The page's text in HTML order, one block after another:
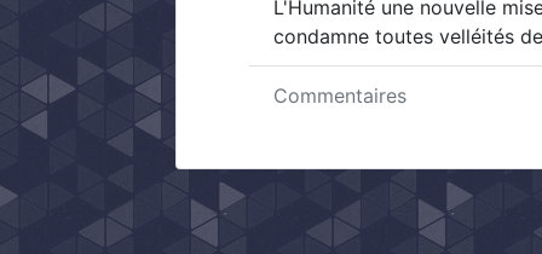
L'Humanité une nouvelle
condamne toutes velléités
Commentaires